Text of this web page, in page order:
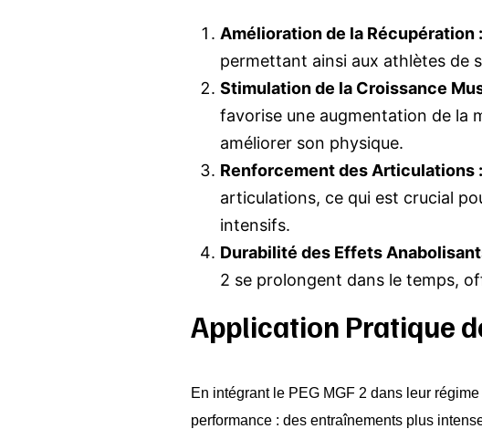
Amélioration de la Récupération :
permettant ainsi aux athlètes de
Stimulation de la Croissance
favorise une augmentation de la
améliorer son physique.
Renforcement des Articulations :
articulations, ce qui est crucial
intensifs.
Durabilité des Effets
2 se prolongent dans le temps,
Application Pratique
En intégrant le PEG MGF 2 dans leur
performance : des entraînements plus